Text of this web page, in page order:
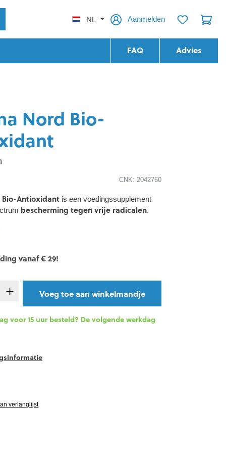
NL Aanmelden
FAQ Advies
Nord Bio-
CNK: 2042760
Bio-Antioxidant is een voedingssupplement
bescherming tegen vrije radicalen.
vanaf € 29!
Voer de gewenste
Voeg toe aan winkelmandje
voor 15 uur besteld? De volgende werkdag
verlanglijst